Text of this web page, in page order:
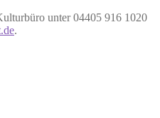
unter 04405 916 1020
.